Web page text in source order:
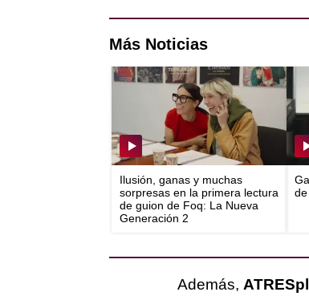
Más Noticias
Ilusión, ganas y muchas
sorpresas en la primera lectura
de guion de Foq: La Nueva
Generación 2
Además,